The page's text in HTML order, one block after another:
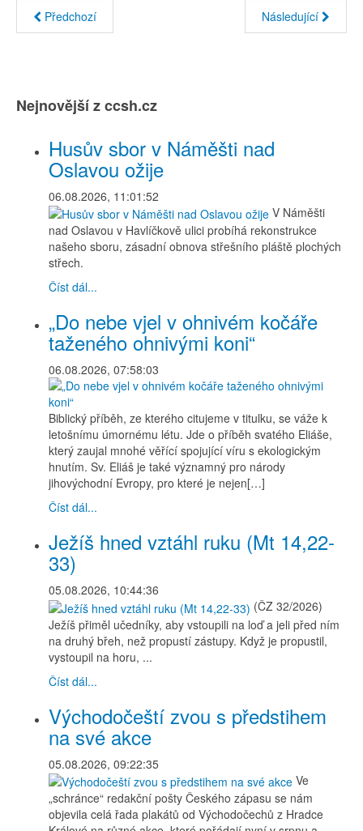
Předchozí Následující
Nejnovější z ccsh.cz
Husův sbor v Náměšti nad
Oslavou ožije
06.08.2026, 11:01:52
V Náměšti
nad Oslavou v Havlíčkově ulici probíhá rekonstrukce
našeho sboru, zásadní obnova střešního pláště plochých
střech.
Číst dál...
„Do nebe vjel v ohnivém kočáře
taženého ohnivými koni“
06.08.2026, 07:58:03
Biblický příběh, ze kterého citujeme v titulku, se váže k
letošnímu úmornému létu. Jde o příběh svatého Eliáše,
který zaujal mnohé věřící spojující víru s ekologickým
hnutím. Sv. Eliáš je také významný pro národy
jihovýchodní Evropy, pro které je nejen[…]
Číst dál...
Ježíš hned vztáhl ruku (Mt 14,22-
33)
05.08.2026, 10:44:36
(ČZ 32/2026)
Ježíš přiměl učedníky, aby vstoupili na loď a jeli před ním
na druhý břeh, než propustí zástupy. Když je propustil,
vystoupil na horu, ...
Číst dál...
Východočeští zvou s předstihem
na své akce
05.08.2026, 09:22:35
Ve
„schránce“ redakční pošty Českého zápasu se nám
objevila celá řada plakátů od Východočechů z Hradce